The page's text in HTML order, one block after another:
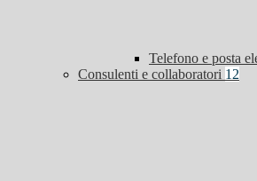
Telefono e posta
Consulenti e collaboratori 12